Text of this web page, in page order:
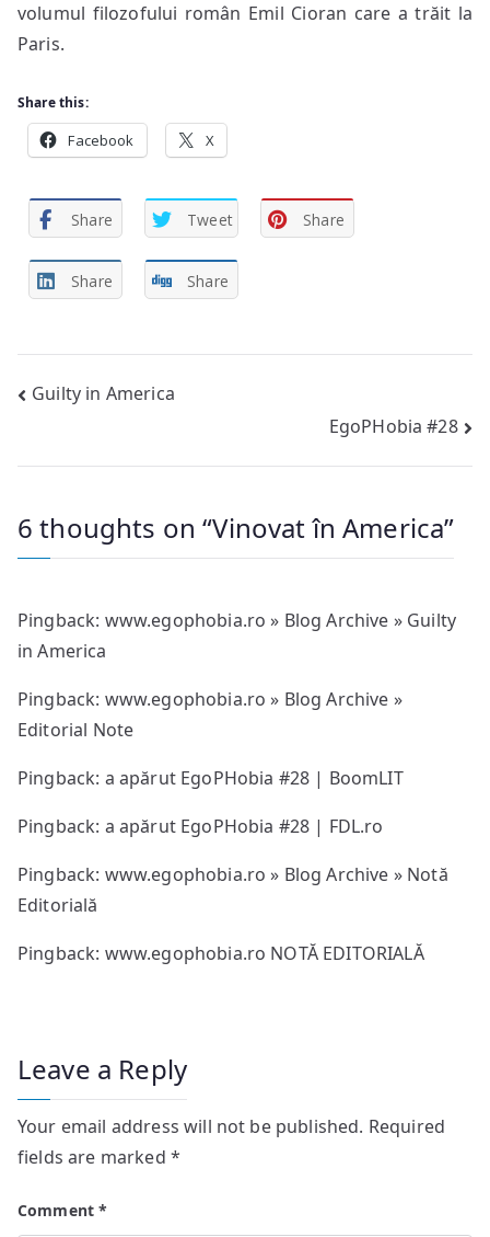
volumul filozofului român Emil Cioran care a trăit la
Paris.
Share this:
Facebook X
Share Tweet Share
Share Share
Post
Guilty in America
EgoPHobia #28
6 thoughts on “Vinovat în America”
Pingback: www.egophobia.ro » Blog Archive » Guilty
in America
Pingback: www.egophobia.ro » Blog Archive »
Editorial Note
Pingback: a apărut EgoPHobia #28 | BoomLIT
Pingback: a apărut EgoPHobia #28 | FDL.ro
Pingback: www.egophobia.ro » Blog Archive » Notă
Editorială
Pingback: www.egophobia.ro NOTĂ EDITORIALĂ
Leave a Reply
Your email address will not be published. Required
fields are marked *
Comment*